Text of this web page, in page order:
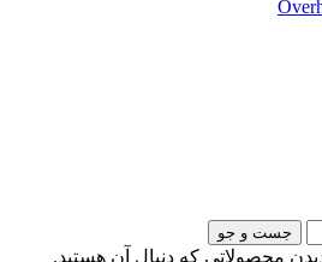
جست و جو
محصولاتی که دنبال آن هستید.